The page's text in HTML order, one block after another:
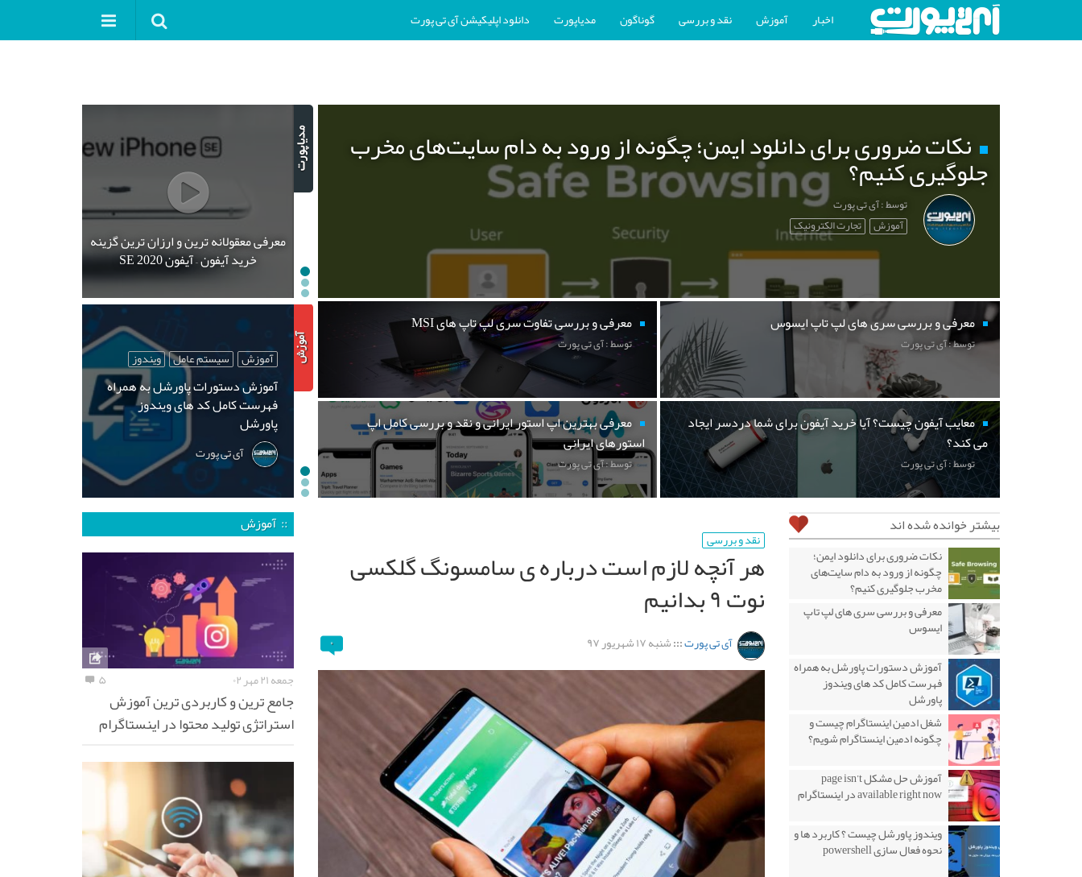
اخبار آموزش نقد و بررسی گوناگون مدیاپورت دانلود اپلیکیشن آی تی پورت
نکات ضروری برای دانلود ایمن؛ چگونه از ورود به دام سایت‌های مخرب
جلوگیری کنیم؟
توسط : آی تی پورت
آموزش تجارت الکترونیک
معرفی و بررسی سری های لپ تاپ ایسوس
توسط : آی تی پورت
معرفی و بررسی تفاوت سری لپ تاپ های MSI
توسط : آی تی پورت
معایب آیفون چیست؟ آیا خرید آیفون برای شما دردسر ایجاد
می کند؟
توسط : آی تی پورت
معرفی بهترین اپ استور ایرانی و نقد و بررسی کامل اپ
استورهای ایرانی
توسط : آی تی پورت
معرفی معقولانه ترین و ارزان ترین گزینه
خرید آیفون – آیفون SE 2020
آموزش سیستم عامل ویندوز
آموزش دستورات پاورشل به همراه
فهرست کامل کد های ویندوز
پاورشل
آی تی پورت
نقد و بررسی
هر آنچه لازم است درباره ی سامسونگ گلکسی
نوت ۹ بدانیم
آی تی پورت:::شنبه ۱۷ شهریور ۹۷ ۰
بیشتر خوانده شده اند
نکات ضروری برای دانلود ایمن؛
چگونه از ورود به دام سایت‌های
مخرب جلوگیری کنیم؟
معرفی و بررسی سری های لپ تاپ
ایسوس
آموزش دستورات پاورشل به همراه
فهرست کامل کد های ویندوز
پاورشل
شغل ادمین اینستاگرام چیست و
چگونه ادمین اینستاگرام شویم؟
آموزش حل مشکل page isn’t
available right now در اینستاگرام
ویندوز پاورشل چیست ؟ کاربرد ها و
نحوه فعال سازی powershell
:: آموزش
جمعه ۲۱ مهر ۰۲ ۵
جامع ترین و کاربردی ترین آموزش
استراتژی تولید محتوا در اینستاگرام